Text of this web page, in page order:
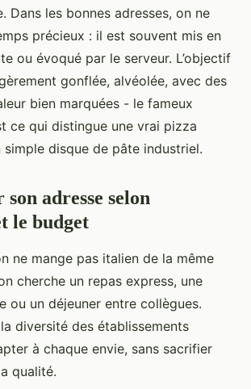
Dans les bonnes adresses, on ne
précieux : il est souvent mis en
ou évoqué par le serveur. L’objectif
gonflée, alvéolée, avec des
bien marquées - le fameux
ce qui distingue une vrai pizza
simple disque de pâte industriel.
adresse selon
le budget
ne mange pas italien de la même
cherche un repas express, une
ou un déjeuner entre collègues.
diversité des établissements
à chaque envie, sans sacrifier
qualité.